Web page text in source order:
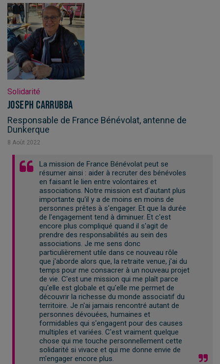
Solidarité
Joseph Carrubba
Responsable de France Bénévolat, antenne de
Dunkerque
8 Août 2022
La mission de France Bénévolat peut se
résumer ainsi : aider à recruter des bénévoles
en faisant le lien entre volontaires et
associations. Notre mission est d'autant plus
importante qu'il y a de moins en moins de
personnes prêtes à s'engager. Et que la durée
de l'engagement tend à diminuer. Et c'est
encore plus compliqué quand il s'agit de
prendre des responsabilités au sein des
associations. Je me sens donc
particulièrement utile dans ce nouveau rôle
que j'aborde alors que, la retraite venue, j'ai du
temps pour me consacrer à un nouveau projet
de vie. C'est une mission qui me plaît parce
qu'elle est globale et qu'elle me permet de
découvrir la richesse du monde associatif du
territoire. Je n'ai jamais rencontré autant de
personnes dévouées, humaines et
formidables qui s'engagent pour des causes
multiples et variées. C'est vraiment quelque
chose qui me touche personnellement cette
solidarité si vivace et qui me donne envie de
m'engager encore plus.